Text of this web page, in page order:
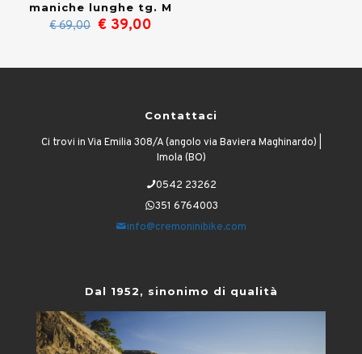
maniche lunghe tg. M
€69,00 Il
era:
€ 39,00
è:
Contattaci
Ci trovi in Via Emilia 308/A (angolo via Baviera Maghinardo) |
Imola (BO)
0542 23262
351 6764003
info@cremoninibike.com
Dal 1952, sinonimo di qualità